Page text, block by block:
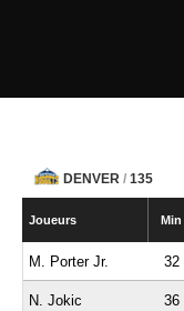
DENVER / 135
Joueurs Min
M. Porter Jr. 32
N. Jokic 36